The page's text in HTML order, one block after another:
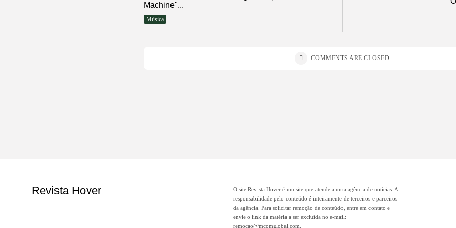
Machine"...
Música
COMMENTS ARE CLOSED
Revista Hover
O site Revista Hover é um site que atende a uma agência de notícias. A
responsabilidade pelo conteúdo é inteiramente de terceiros e parceiros
da agência. Para solicitar remoção de conteúdo, entre em contato e
envie o link da matéria a ser excluída no e-mail:
remocao@mcomglobal.com